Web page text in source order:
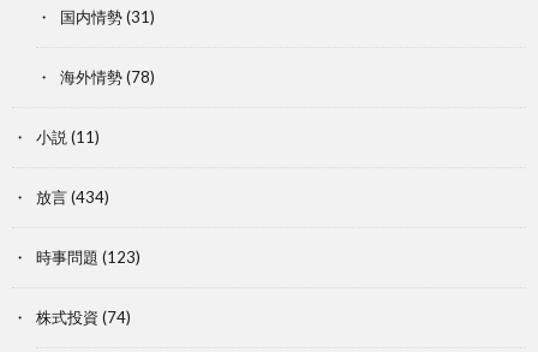
国内情勢(31)
海外情勢(78)
小説 (11)
放言(434)
時事問題 (123)
株式投資 (74)